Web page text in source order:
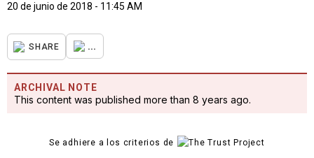
20 de junio de 2018 - 11:45 AM
SHARE ...
ARCHIVAL NOTE
This content was published more than 8 years ago.
Se adhiere a los criterios de